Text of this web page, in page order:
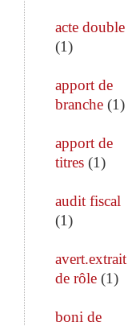
acte double
(1)
apport de
branche (1)
apport de
titres (1)
audit fiscal
(1)
avert.extrait
de rôle (1)
boni de